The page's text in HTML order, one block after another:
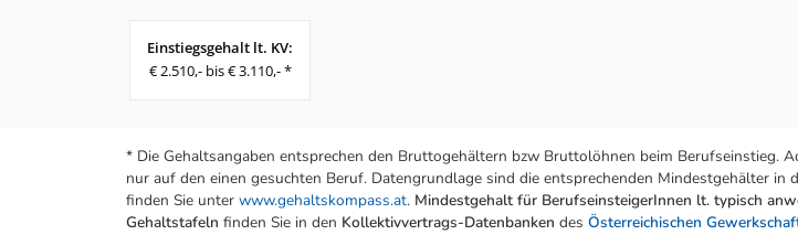
Einstiegsgehalt lt. KV:
€ 2.510,- bis € 3.110,- *
* Die Gehaltsangaben entsprechen den Bruttogehältern bzw Bruttolöhnen beim Berufseinstieg.
nur auf den einen gesuchten Beruf. Datengrundlage sind die entsprechenden Mindestgehälter
finden Sie unter www.gehaltskompass.at. Mindestgehalt für BerufseinsteigerInnen lt. typisch
Gehaltstafeln finden Sie in den Kollektivvertrags-Datenbanken des Österreichischen